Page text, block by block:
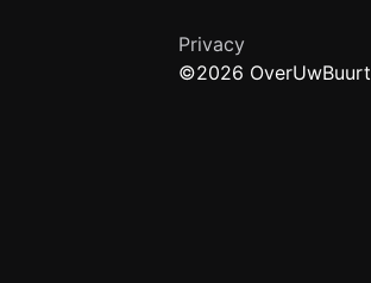
Privacy
©2026 OverUwBuurt